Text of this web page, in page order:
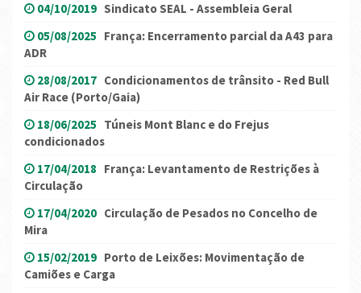
04/10/2019 Sindicato SEAL - Assembleia Geral
05/08/2025 França: Encerramento parcial da A43 para
ADR
28/08/2017 Condicionamentos de trânsito - Red Bull
Air Race (Porto/Gaia)
18/06/2025 Túneis Mont Blanc e do Frejus
condicionados
17/04/2018 França: Levantamento de Restrições à
Circulação
17/04/2020 Circulação de Pesados no Concelho de
Mira
15/02/2019 Porto de Leixões: Movimentação de
Camiões e Carga